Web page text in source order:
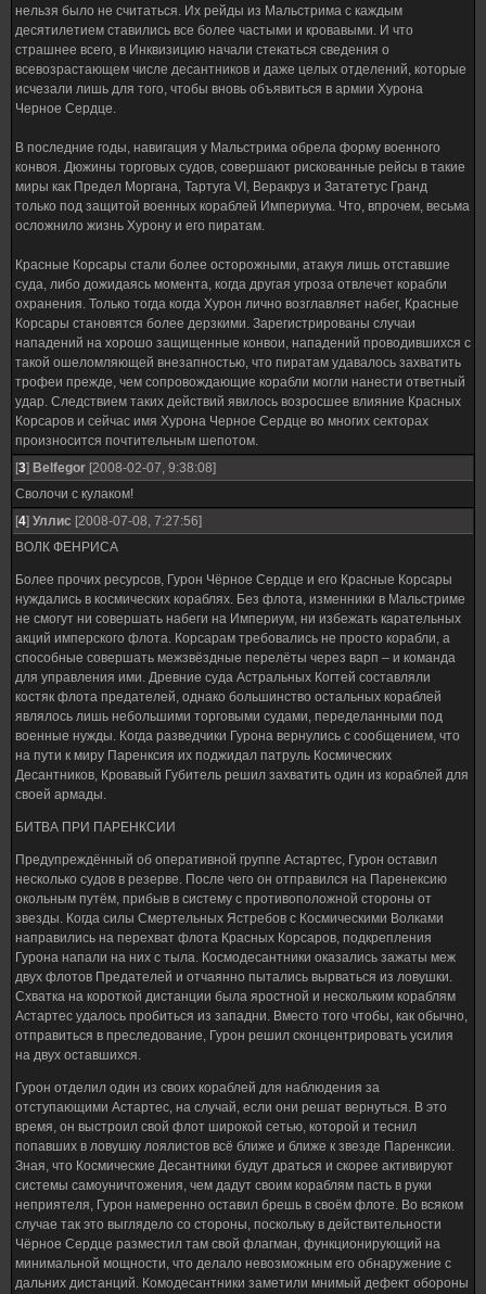
нельзя было не считаться. Их рейды из Мальстрима с каждым
десятилетием ставились все более частыми и кровавыми. И что
страшнее всего, в Инквизицию начали стекаться сведения о
всевозрастающем числе десантников и даже целых отделений, которые
исчезали лишь для того, чтобы вновь объявиться в армии Хурона
Черное Сердце.
В последние годы, навигация у Мальстрима обрела форму военного
конвоя. Дюжины торговых судов, совершают рискованные рейсы в такие
миры как Предел Моргана, Тартуга VI, Веракруз и Зататетус Гранд
только под защитой военных кораблей Империума. Что, впрочем, весьма
осложнило жизнь Хурону и его пиратам.
Красные Корсары стали более осторожными, атакуя лишь отставшие
суда, либо дожидаясь момента, когда другая угроза отвлечет корабли
охранения. Только тогда когда Хурон лично возглавляет набег, Красные
Корсары становятся более дерзкими. Зарегистрированы случаи
нападений на хорошо защищенные конвои, нападений проводившихся с
такой ошеломляющей внезапностью, что пиратам удавалось захватить
трофеи прежде, чем сопровождающие корабли могли нанести ответный
удар. Следствием таких действий явилось возросшее влияние Красных
Корсаров и сейчас имя Хурона Черное Сердце во многих секторах
произносится почтительным шепотом.
[3] Belfegor [2008-02-07, 9:38:08]
Сволочи с кулаком!
[4] Уллис [2008-07-08, 7:27:56]
ВОЛК ФЕНРИСА
Более прочих ресурсов, Гурон Чёрное Сердце и его Красные Корсары
нуждались в космических кораблях. Без флота, изменники в Мальстриме
не смогут ни совершать набеги на Империум, ни избежать карательных
акций имперского флота. Корсарам требовались не просто корабли, а
способные совершать межзвёздные перелёты через варп – и команда
для управления ими. Древние суда Астральных Когтей составляли
костяк флота предателей, однако большинство остальных кораблей
являлось лишь небольшими торговыми судами, переделанными под
военные нужды. Когда разведчики Гурона вернулись с сообщением, что
на пути к миру Паренксия их поджидал патруль Космических
Десантников, Кровавый Губитель решил захватить один из кораблей для
своей армады.
БИТВА ПРИ ПАРЕНКСИИ
Предупреждённый об оперативной группе Астартес, Гурон оставил
несколько судов в резерве. После чего он отправился на Паренексию
окольным путём, прибыв в систему с противоположной стороны от
звезды. Когда силы Смертельных Ястребов с Космическими Волками
направились на перехват флота Красных Корсаров, подкрепления
Гурона напали на них с тыла. Космодесантники оказались зажаты меж
двух флотов Предателей и отчаянно пытались вырваться из ловушки.
Схватка на короткой дистанции была яростной и нескольким кораблям
Астартес удалось пробиться из западни. Вместо того чтобы, как обычно,
отправиться в преследование, Гурон решил сконцентрировать усилия
на двух оставшихся.
Гурон отделил один из своих кораблей для наблюдения за
отступающими Астартес, на случай, если они решат вернуться. В это
время, он выстроил свой флот широкой сетью, которой и теснил
попавших в ловушку лоялистов всё ближе и ближе к звезде Паренксии.
Зная, что Космические Десантники будут драться и скорее активируют
системы самоуничтожения, чем дадут своим кораблям пасть в руки
неприятеля, Гурон намеренно оставил брешь в своём флоте. Во всяком
случае так это выглядело со стороны, поскольку в действительности
Чёрное Сердце разместил там свой флагман, функционирующий на
минимальной мощности, что делало невозможным его обнаружение с
дальних дистанций. Комодесантники заметили мнимый дефект обороны